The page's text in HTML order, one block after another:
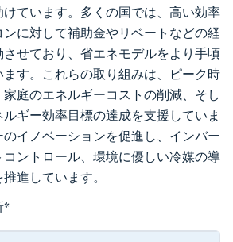
ています。多くの国では、高い効率
に対して補助金やリベートなどの経
せており、省エネモデルをより手頃
す。これらの取り組みは、ピーク時
庭のエネルギーコストの削減、そし
ギー効率目標の達成を支援していま
イノベーションを促進し、インバー
ントロール、環境に優しい冷媒の導
進しています。
*